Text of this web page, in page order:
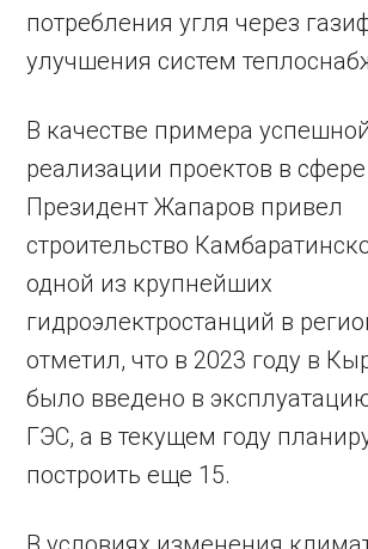
потребления угля через
улучшения систем
В качестве примера успешной
реализации проектов в
Президент Жапаров привел
строительство
одной из крупнейших
гидроэлектростанций в
отметил, что в 2023 году в
было введено в
ГЭС, а в текущем году
построить еще 15.